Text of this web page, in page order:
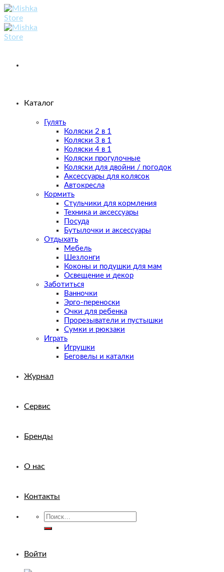
Skip
to
content
Каталог
Гулять
Коляски 2 в 1
Коляски 3 в 1
Коляски 4 в 1
Коляски прогулочные
Коляски для двойни / погодок
Аксессуары для колясок
Автокресла
Кормить
Стульчики для кормления
Техника и аксессуары
Посуда
Бутылочки и аксессуары
Отдыхать
Мебель
Шезлонги
Коконы и подушки для мам
Освещение и декор
Заботиться
Ванночки
Эрго-переноски
Очки для ребенка
Прорезыватели и пустышки
Сумки и рюкзаки
Играть
Игрушки
Беговелы и каталки
Журнал
Сервис
Бренды
О нас
Контакты
Искать:
Войти